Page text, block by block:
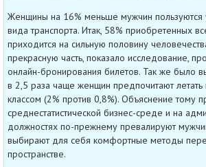
Женщины на 16% меньше мужчин пользуются
вида транспорта. Итак, 58% приобретенных
приходится на сильную половину
прекрасную часть, показало исследование,
онлайн-бронирования билетов. Так же было
в 2,5 раза чаще женщин предпочитают
классом (2% против 0,8%). Объяснение тому
среднестатистической бизнес-среде и на
должностях по-прежнему превалируют
выбирают для себя комфортные методы
пространстве.